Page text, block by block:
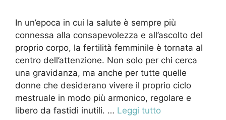
In un’epoca in cui la salute è sempre più
connessa alla consapevolezza e all’ascolto del
proprio corpo, la fertilità femminile è tornata al
centro dell’attenzione. Non solo per chi cerca
una gravidanza, ma anche per tutte quelle
donne che desiderano vivere il proprio ciclo
mestruale in modo più armonico, regolare e
libero da fastidi inutili. … Leggi tutto